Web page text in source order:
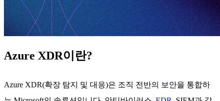
Azure XDR이란?
Azure XDR(확장 탐지 및 대응)은 조직 전반의 보안을 통합하